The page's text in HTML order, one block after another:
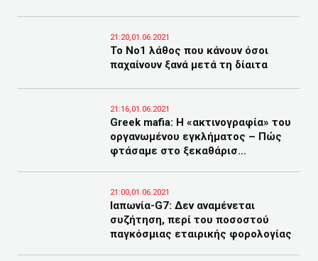
21:20,01.06.2021
Το Nο1 λάθος που κάνουν όσοι
παχαίνουν ξανά μετά τη δίαιτα
21:16,01.06.2021
Greek mafia: Η «ακτινογραφία» του
οργανωμένου εγκλήματος – Πώς
φτάσαμε στο ξεκαθάρισ...
21:00,01.06.2021
Ιαπωνία-G7: Δεν αναμένεται
συζήτηση, περί του ποσοστού
παγκόσμιας εταιρικής φορολογίας